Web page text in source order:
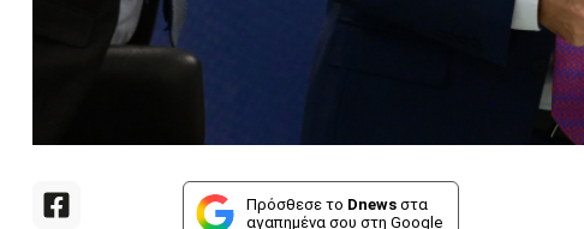
Πρόσθεσε το Dnews στα
αγαπημένα σου στη Google